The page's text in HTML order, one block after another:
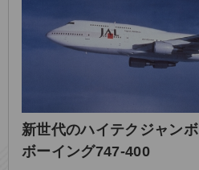
新世代のハイテクジャンボ
ボーイング747-400